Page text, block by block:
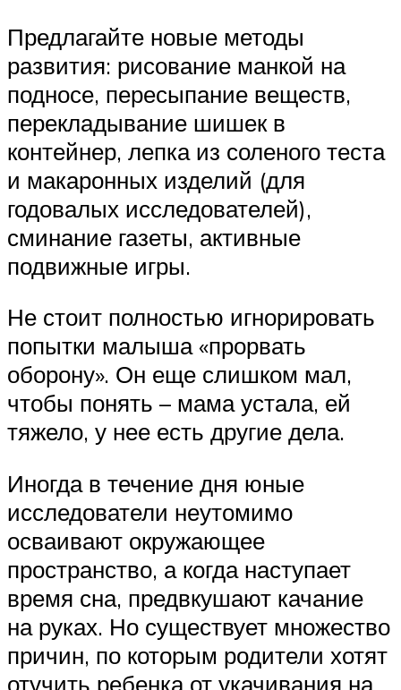
Предлагайте новые методы
развития: рисование манкой на
подносе, пересыпание веществ,
перекладывание шишек в
контейнер, лепка из соленого теста
и макаронных изделий (для
годовалых исследователей),
сминание газеты, активные
подвижные игры.
Не стоит полностью игнорировать
попытки малыша «прорвать
оборону». Он еще слишком мал,
чтобы понять – мама устала, ей
тяжело, у нее есть другие дела.
Иногда в течение дня юные
исследователи неутомимо
осваивают окружающее
пространство, а когда наступает
время сна, предвкушают качание
на руках. Но существует множество
причин, по которым родители хотят
отучить ребенка от укачивания на